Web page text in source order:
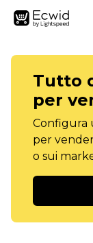
Tutto
per
Configura
per
o sui